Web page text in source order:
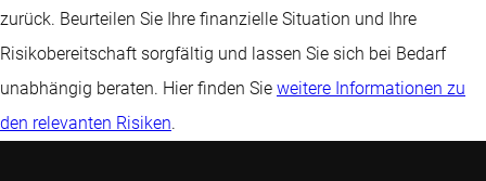
zurück. Beurteilen Sie Ihre finanzielle Situation und Ihre
Risikobereitschaft sorgfältig und lassen Sie sich bei Bedarf
unabhängig beraten. Hier finden Sie weitere Informationen zu
den relevanten Risiken.